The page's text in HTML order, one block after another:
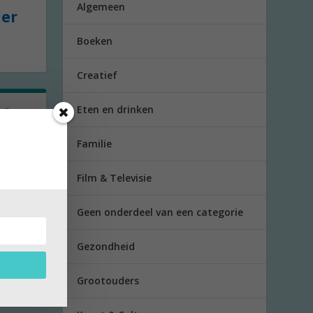
Algemeen
Boeken
Creatief
Eten en drinken
Familie
Film & Televisie
Geen onderdeel van een categorie
Gezondheid
Grootouders